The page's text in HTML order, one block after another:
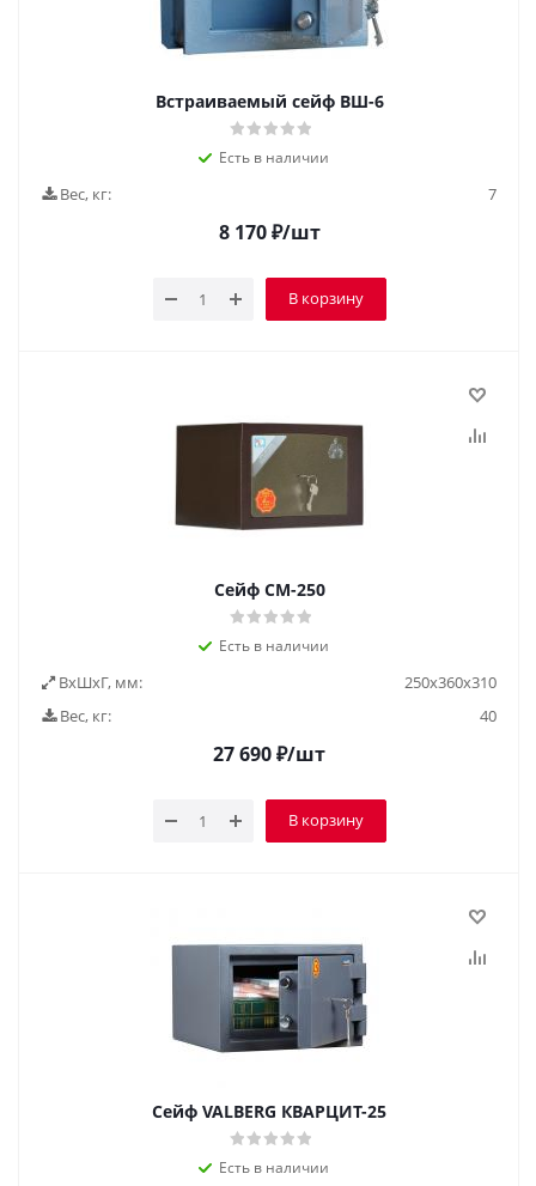
Встраиваемый сейф ВШ-6
Есть в наличии
Вес, кг: 7
8 170₽/шт
В корзину
Сейф СМ-250
Есть в наличии
ВxШxГ, мм:
250х360х310
Вес, кг:
40
27 690₽/шт
В корзину
Сейф VALBERG КВАРЦИТ-25
Есть в наличии